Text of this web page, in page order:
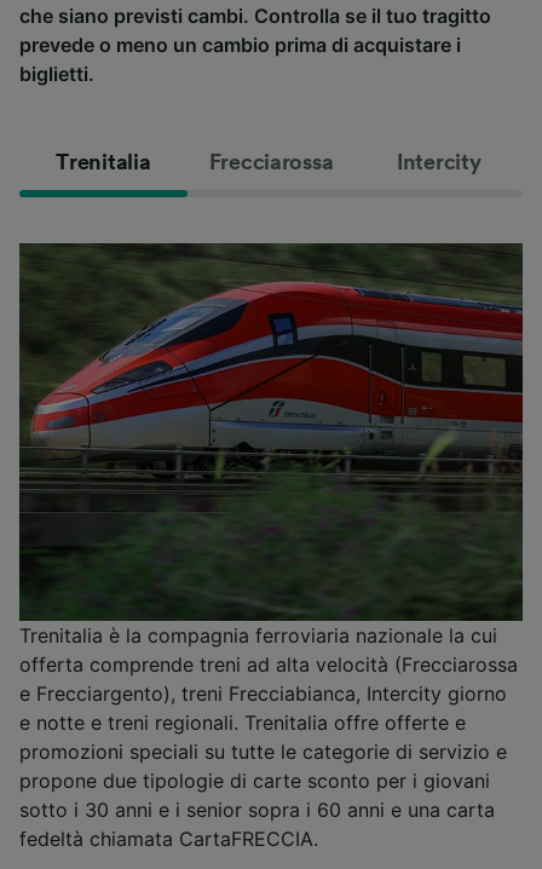
che siano previsti cambi. Controlla se il tuo tragitto
prevede o meno un cambio prima di acquistare i
biglietti.
Trenitalia Frecciarossa Intercity
Trenitalia è la compagnia ferroviaria nazionale la cui
offerta comprende treni ad alta velocità (Frecciarossa
e Frecciargento), treni Frecciabianca, Intercity giorno
e notte e treni regionali. Trenitalia offre offerte e
promozioni speciali su tutte le categorie di servizio e
propone due tipologie di carte sconto per i giovani
sotto i 30 anni e i senior sopra i 60 anni e una carta
fedeltà chiamata CartaFRECCIA.